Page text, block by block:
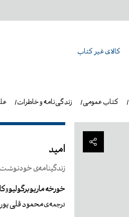
کالای غیر کتاب
زندگی‌نامه و خاطرات کتاب عمومی
امید
زندگینامه‌ی
خورخه ماریوبرگولیوو
ترجمه‌یمحمود قلی پور